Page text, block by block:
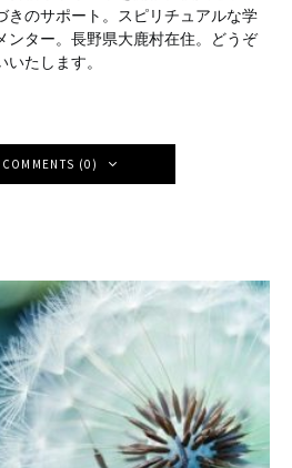
きのサポート。スピリチュアルな学
ンター。長野県大鹿村在住。どうぞ
たします。
(0)